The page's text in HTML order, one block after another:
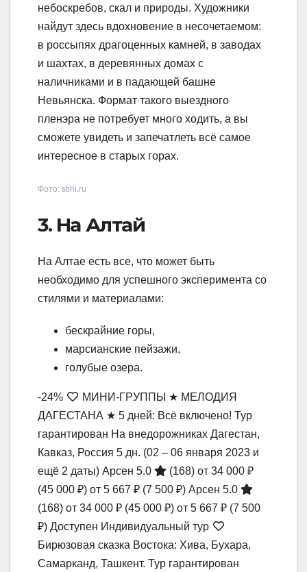
небоскребов, скал и природы. Художники
найдут здесь вдохновение в несочетаемом:
в россыпях драгоценных камней, в заводах
и шахтах, в деревянных домах с
наличниками и в падающей башне
Невьянска. Формат такого выездного
пленэра не потребует много ходить, а вы
сможете увидеть и запечатлеть всё самое
интересное в старых горах.
Фото: stihi.ru
3. На Алтай
На Алтае есть все, что может быть
необходимо для успешного эксперимента со
стилями и материалами:
бескрайние горы,
марсианские пейзажи,
голубые озера.
-24%
МИНИ-ГРУППЫ ★ МЕЛОДИЯ
ДАГЕСТАНА ★ 5 дней: Всё включено! Тур
гарантирован На внедорожниках Дагестан,
Кавказ, Россия 5 дн. (02 – 06 января 2023 и
ещё 2 даты) Арсен 5.0 (168) от 34 000 ₽
(45 000 ₽) от 5 667 ₽ (7 500 ₽) Арсен 5.0
(168) от 34 000 ₽ (45 000 ₽) от 5 667 ₽ (7 500
₽) Доступен Индивидуальный тур
Бирюзовая сказка Востока: Хива, Бухара,
Самарканд, Ташкент. Тур гарантирован